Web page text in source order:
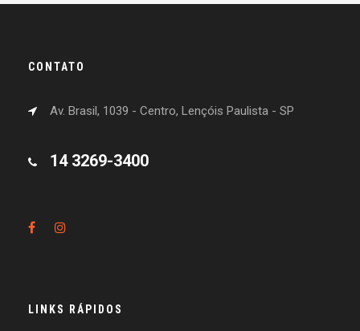
CONTATO
Av. Brasil, 1039 - Centro, Lençóis Paulista - SP
14 3269-3400
LINKS RÁPIDOS